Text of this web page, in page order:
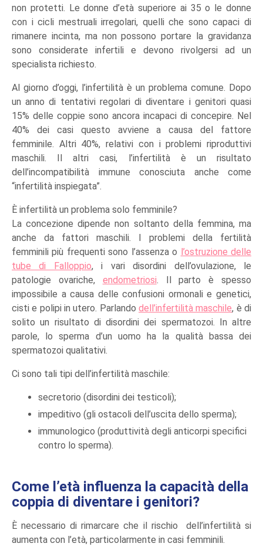
non protetti. Le donne d’età superiore ai 35 o le donne
con i cicli mestruali irregolari, quelli che sono capaci di
rimanere incinta, ma non possono portare la gravidanza
sono considerate infertili e devono rivolgersi ad un
specialista richiesto.
Al giorno d’oggi, l’infertilità è un problema comune. Dopo
un anno di tentativi regolari di diventare i genitori quasi
15% delle coppie sono ancora incapaci di concepire. Nel
40% dei casi questo avviene a causa del fattore
femminile. Altri 40%, relativi con i problemi riproduttivi
maschili. Il altri casi, l’infertilità è un risultato
dell’incompatibilità immune conosciuta anche come
“infertilità inspiegata”.
È infertilità un problema solo femminile?
La concezione dipende non soltanto della femmina, ma
anche da fattori maschili. I problemi della fertilità
femminili più frequenti sono l’assenza o l’ostruzione delle
tube di Falloppio, i vari disordini dell’ovulazione, le
patologie ovariche, endometriosi. Il parto è spesso
impossibile a causa delle confusioni ormonali e genetici,
cisti e polipi in utero. Parlando dell’infertilità maschile, è di
solito un risultato di disordini dei spermatozoi. In altre
parole, lo sperma d’un uomo ha la qualità bassa dei
spermatozoi qualitativi.
Ci sono tali tipi dell’infertilità maschile:
secretorio (disordini dei testicoli);
impeditivo (gli ostacoli dell’uscita dello sperma);
immunologico (produttività degli anticorpi specifici
contro lo sperma).
Come l’età influenza la capacità della
coppia di diventare i genitori?
È necessario di rimarcare che il rischio dell’infertilità si
aumenta con l’età, particolarmente in casi femminili.